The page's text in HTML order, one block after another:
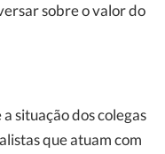
sobre o valor do
situação dos colegas
que atuam com